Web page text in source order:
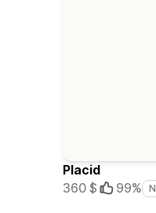
Placid
360 $
99%